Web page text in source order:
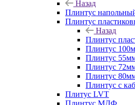
Назад
Плинтус
Плинтус
Назад
Плинтус
Плинтус
Плинтус
Плинтус
Плинтус
Плинтус с
Плитус LVT
Плинтус МДФ